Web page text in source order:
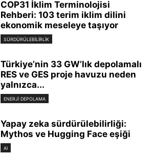
COP31 İklim Terminolojisi
Rehberi: 103 terim iklim dilini
ekonomik meseleye taşıyor
SÜRDÜRÜLEBILIRLIK
Türkiye’nin 33 GW’lık depolamalı
RES ve GES proje havuzu neden
yalnızca...
ENERJI DEPOLAMA
Yapay zeka sürdürülebilirliği:
Mythos ve Hugging Face eşiği
AI